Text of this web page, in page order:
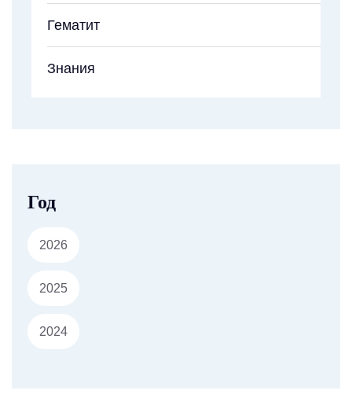
Гематит
Знания
Год
2026
2025
2024